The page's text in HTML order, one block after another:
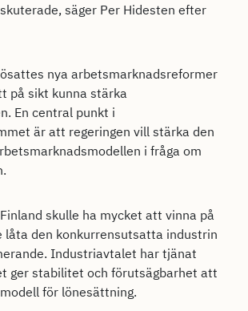
säger Per Hidesten efter
nya arbetsmarknadsreformer
på sikt kunna stärka
En central punkt i
är att regeringen vill stärka den
i fråga om
skulle ha mycket att vinna på
låta den konkurrensutsatta industrin
Industriavtalet har tjänat
ger stabilitet och förutsägbarhet att
för lönesättning.